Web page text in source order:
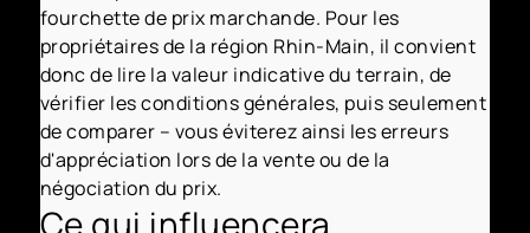
fourchette de prix marchande. Pour les
propriétaires de la région Rhin-Main, il convient
donc de lire la valeur indicative du terrain, de
vérifier les conditions générales, puis seulement
de comparer – vous éviterez ainsi les erreurs
d'appréciation lors de la vente ou de la
négociation du prix.
Ce qui influencera